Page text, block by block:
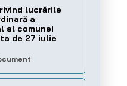
lucrările
a
al comunei
de 27 iulie